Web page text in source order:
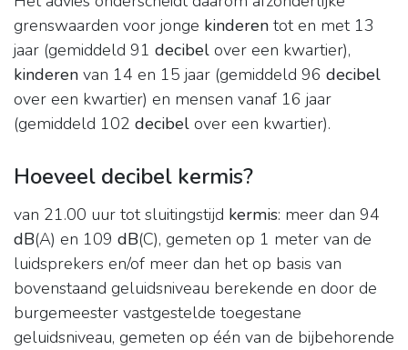
grenswaarden voor jonge kinderen tot en met 13
jaar (gemiddeld 91 decibel over een kwartier),
kinderen van 14 en 15 jaar (gemiddeld 96 decibel
over een kwartier) en mensen vanaf 16 jaar
(gemiddeld 102 decibel over een kwartier).
Hoeveel decibel kermis?
van 21.00 uur tot sluitingstijd kermis: meer dan 94
dB(A) en 109 dB(C), gemeten op 1 meter van de
luidsprekers en/of meer dan het op basis van
bovenstaand geluidsniveau berekende en door de
burgemeester vastgestelde toegestane
geluidsniveau, gemeten op één van de bijbehorende